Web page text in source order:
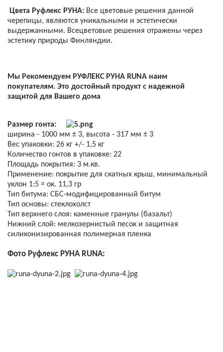
Цвета Руфлекс РУНА: Все цветовые решения данной
черепицы, являются уникальными и эстетически
выдержанными. Всецветовые решения отражены через
эстетику природы Финляндии.
Мы Рекомендуем РУФЛЕКС РУНА RUNA наим
покупателям. Это достойный продукт с надежной
защитой для Вашего дома
Размер гонта:
ширина - 1000 мм ± 3, высота - 317 мм ± 3
Вес упаковки: 26 кг +/- 1,5 кг
Количество гонтов в упаковке: 22
Площадь покрытия: 3 м.кв.
Применение: покрытие для скатных крыш, минимальный
уклон 1:5 = ок. 11,3 гр
Тип битума: СБС-модифицированный битум
Тип основы: стеклохолст
Тип верхнего слоя: каменные гранулы (базальт)
Нижний слой: мелкозернистый песок и защитная
силиконизированная полимерная пленка
Фото Руфлекс РУНА RUNA: